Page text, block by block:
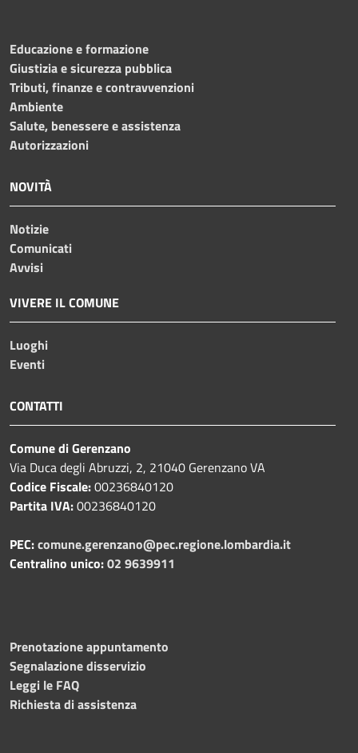
Educazione e formazione
Giustizia e sicurezza pubblica
Tributi, finanze e contravvenzioni
Ambiente
Salute, benessere e assistenza
Autorizzazioni
NOVITÀ
Notizie
Comunicati
Avvisi
VIVERE IL COMUNE
Luoghi
Eventi
CONTATTI
Comune di Gerenzano
Via Duca degli Abruzzi, 2, 21040 Gerenzano VA
Codice Fiscale:00236840120
Partita IVA:00236840120
PEC:comune.gerenzano@pec.regione.lombardia.it
Centralino unico:02 9639911
Prenotazione appuntamento
Segnalazione disservizio
Leggi le FAQ
Richiesta di assistenza